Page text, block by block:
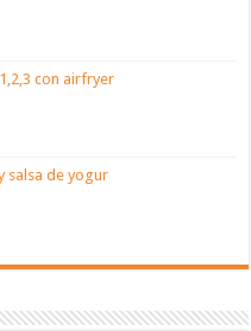
con airfryer
salsa de yogur